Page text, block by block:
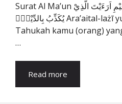
Surat Al Ma’un بِسْمِ اللّٰهِ الرَّحْمٰنِ الرَّحِيْمِ اَرَءَيْتَ الَّذِيْ
يُكَذِّبُ بِالدِّيْنِۗ Ara’aital-lażī yukażżibu bid-dīn(i).
Tahukah kamu (orang)
…
Read more